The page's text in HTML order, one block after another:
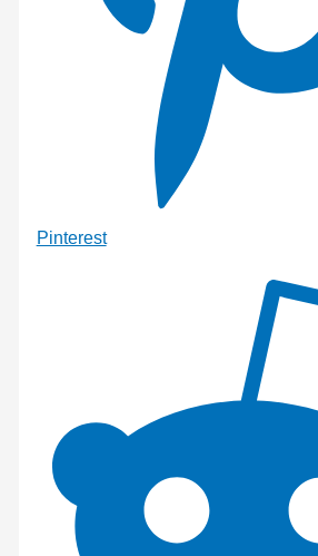
Pinterest